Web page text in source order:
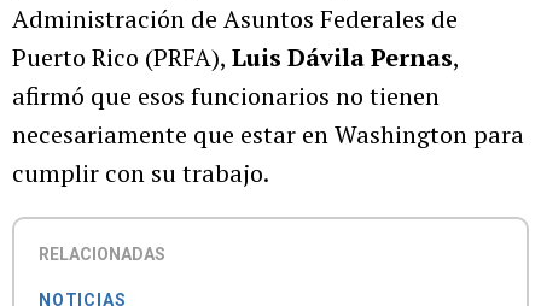
Administración de Asuntos Federales de
Puerto Rico (PRFA), Luis Dávila Pernas,
afirmó que esos funcionarios no tienen
necesariamente que estar en Washington para
cumplir con su trabajo.
RELACIONADAS
NOTICIAS